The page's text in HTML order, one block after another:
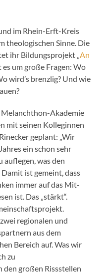
im Rhein-Erft-Kreis
theologischen Sinne. Die
ihr Bildungsprojekt „An
es um große Fragen: Wo
wird’s brenzlig? Und wie
Akademie
mit seinen Kolleginnen
geplant: „Wir
ein schon sehr
was den
Damit ist gemeint, dass
immer auf das Mit-
ist. Das „stärkt“.
regionalen und
aus dem
Bereich auf. Was wir
zu
den großen Rissstellen